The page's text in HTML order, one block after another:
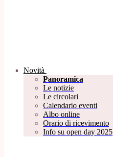
Novità
Panoramica
Le notizie
Le circolari
Calendario eventi
Albo online
Orario di ricevimento
Info su open day 2025